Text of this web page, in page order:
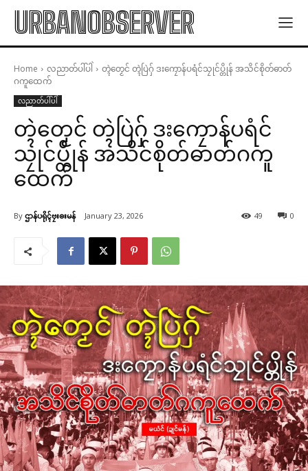
URBANOBSERVER
Home လညာတ်ပါ်ပါဲ
တ္ၚဲတၟေင် တ္ၚဲပြဲဂှ် ဒးကၠောန်ပရံင်သၠုင်ပ္တိုန် အသိင်စိုတ်ဓာတ်
ဂကူထေက်
လညာတ်ပါ်ပါဲ
တ္ၚဲတၟေင် တ္ၚဲပြဲဂှ် ဒးကၠောန်ပရံင်
သၠုင်ပ္တိုန် အသိင်စိုတ်ဓာတ်ဂကူ
ထေက်
By ဌာန်ပရိုၚ်ဗၠးၜးမန် January 23, 2026 0
49